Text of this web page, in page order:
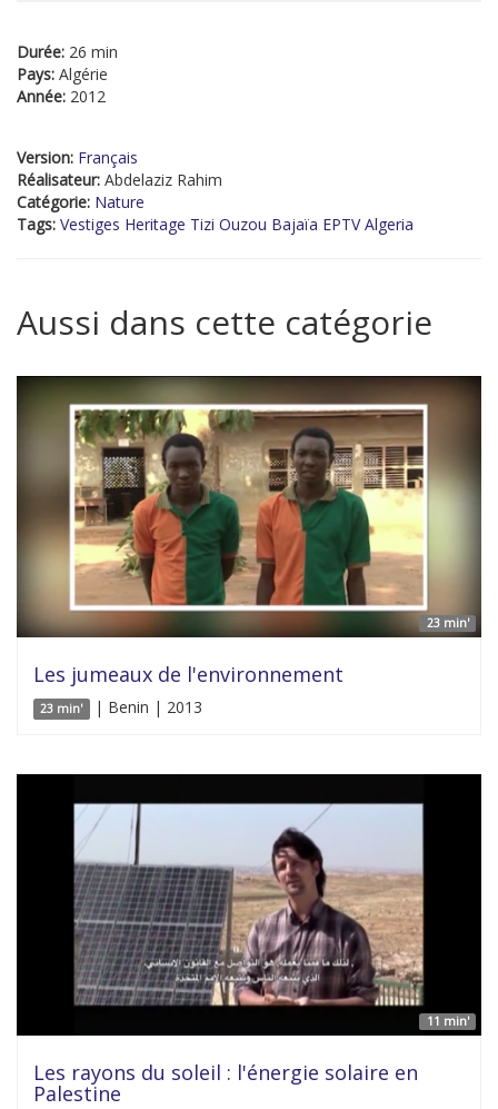
Durée: 26 min
Pays: Algérie
Année: 2012
Version: Français
Réalisateur: Abdelaziz Rahim
Catégorie: Nature
Tags: Vestiges Heritage Tizi Ouzou Bajaïa EPTV Algeria
Aussi dans cette catégorie
23 min'
Les jumeaux de l'environnement
23 min' | Benin | 2013
11 min'
Les rayons du soleil : l'énergie solaire en
Palestine